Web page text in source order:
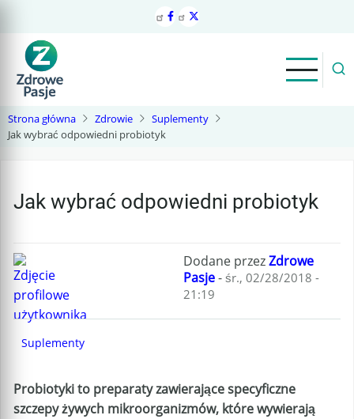
treści
Strona główna Zdrowie
Suplementy
Jak wybrać odpowiedni probiotyk
Jak wybrać odpowiedni probiotyk
Dodane przezZdrowe
Pasje- śr., 02/28/2018 -
21:19
Suplementy
Probiotyki to preparaty zawierające specyficzne
szczepy żywych mikroorganizmów, które wywierają